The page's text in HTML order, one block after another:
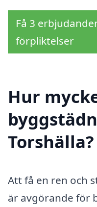
Få 3
förpliktelser
Hur
Torshälla?
Att få en ren och
är avgörande för